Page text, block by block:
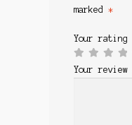
marked*
Your rating
Your